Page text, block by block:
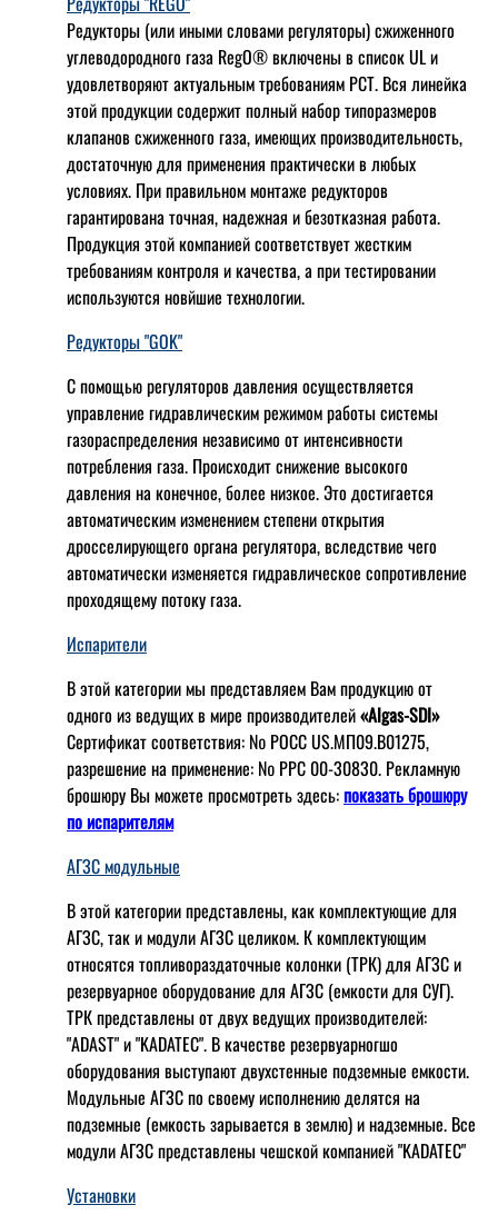
Редукторы (или иными словами регуляторы) сжиженного
углеводородного газа RegO® включены в список UL и
удовлетворяют актуальным требованиям РСТ. Вся линейка
этой продукции содержит полный набор типоразмеров
клапанов сжиженного газа, имеющих производительность,
достаточную для применения практически в любых
условиях. При правильном монтаже редукторов
гарантирована точная, надежная и безотказная работа.
Продукция этой компанией соответствует жестким
требованиям контроля и качества, а при тестировании
используются новйшие технологии.
Редукторы "GOK"
С помощью регуляторов давления осуществляется
управление гидравлическим режимом работы системы
газораспределения независимо от интенсивности
потребления газа. Происходит снижение высокого
давления на конечное, более низкое. Это достигается
автоматическим изменением степени открытия
дросселирующего органа регулятора, вследствие чего
автоматически изменяется гидравлическое сопротивление
проходящему потоку газа.
Испарители
В этой категории мы представляем Вам продукцию от
одного из ведущих в мире производителей«Algas-SDI»
Сертификат соответствия: № РОСС US.МП09.В01275,
разрешение на применение: № РРС 00-30830. Рекламную
брошюру Вы можете просмотреть здесь:показать брошюру
по испарителям
АГЗС модульные
В этой категории представлены, как комплектующие для
АГЗС, так и модули АГЗС целиком. К комплектующим
относятся топливораздаточные колонки (ТРК) для АГЗС и
резервуарное оборудование для АГЗС (емкости для СУГ).
ТРК представлены от двух ведущих производителей:
"ADAST" и "KADATEC". В качестве резервуарногшо
оборудования выступают двухстенные подземные емкости.
Модульные АГЗС по своему исполнению делятся на
подземные (емкость зарывается в землю) и надземные. Все
модули АГЗС представлены чешской компанией "KADATEC"
Установки